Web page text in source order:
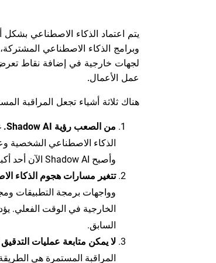
يتم اعتماد الذكاء الاصطناعي
لجهات خارجية في إضافة نقاط تعرض
عمل الأعمال.
هناك ثلاثة أشياء تجعل المراقبة
من الصعب رؤية Shadow AI.
الذكاء الاصطناعي الشخصية
وأصبح Shadow AI الآن أحد أكبر مصادر سطح الهجوم غير المراقب.
تتغير مسارات هجوم الذكاء
وواجهات برمجة التطبيقات
الخارجية في الوقت الفعلي.
السابق.
لا يمكن متابعة عمليات
المراقبة المستمرة هي